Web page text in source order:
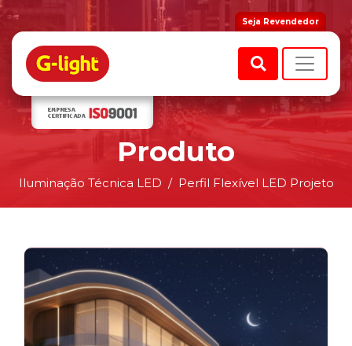
Seja Revendedor
Produto
Iluminação Técnica LED Perfil Flexível LED Projeto